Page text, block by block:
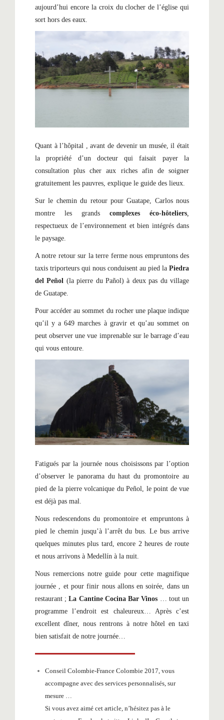
aujourd’hui encore la croix du clocher de l’église qui
sort hors des eaux.
Quant à l’hôpital , avant de devenir un musée, il était
la propriété d’un docteur qui faisait payer la
consultation plus cher aux riches afin de soigner
gratuitement les pauvres, explique le guide des lieux.
Sur le chemin du retour pour Guatape, Carlos nous
montre les grands complexes éco-hôteliers,
respectueux de l’environnement et bien intégrés dans
le paysage.
A notre retour sur la terre ferme nous empruntons des
taxis triporteurs qui nous conduisent au pied la Piedra
del Peñol (la pierre du Pañol) à deux pas du village
de Guatape.
Pour accéder au sommet du rocher une plaque indique
qu’il y a 649 marches à gravir et qu’au sommet on
peut observer une vue imprenable sur le barrage d’eau
qui vous entoure.
Fatigués par la journée nous choisissons par l’option
d’observer le panorama du haut du promontoire au
pied de la pierre volcanique du Peñol, le point de vue
est déjà pas mal.
Nous redescendons du promontoire et empruntons à
pied le chemin jusqu’à l’arrêt du bus. Le bus arrive
quelques minutes plus tard, encore 2 heures de route
et nous arrivons à Medellín à la nuit.
Nous remercions notre guide pour cette magnifique
journée , et pour finir nous allons en soirée, dans un
restaurant ;La Cantine Cocina Bar Vinos
… tout un
programme l’endroit est chaleureux… Après c’est
excellent dîner, nous rentrons à notre hôtel en taxi
bien satisfait de notre journée…
Conseil Colombie-France Colombie 2017, vous
accompagne avec des services personnalisés, sur
mesure …
Si vous avez aimé cet article, n’hésitez pas à le